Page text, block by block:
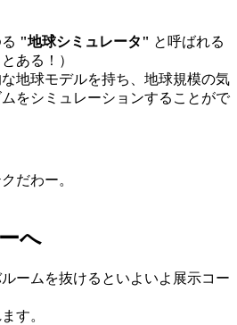
"地球シミュレータ" と呼ばれる
ある！）
地球モデルを持ち、地球規模の気
をシミュレーションすることがで
だわー。
へ
ームを抜けるといよいよ展示コー
す。